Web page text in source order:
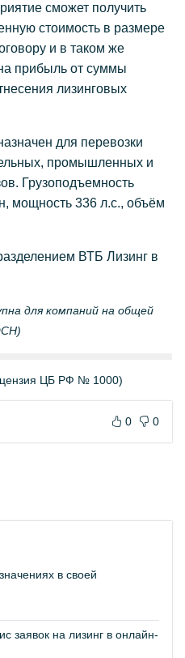
сможет получить
стоимость в размере
и в таком же
прибыль от суммы
лизинговых
для перевозки
промышленных и
Грузоподъемность
мощность 336 л.с., объём
ВТБ Лизинг в
для компаний на общей
ЦБ РФ № 1000)
0 0
в своей
заявок на лизинг в онлайн-